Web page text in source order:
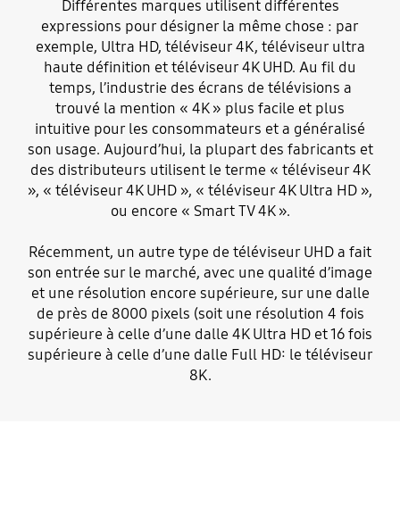
Différentes marques utilisent différentes
expressions pour désigner la même chose : par
exemple, Ultra HD, téléviseur 4K, téléviseur ultra
haute définition et téléviseur 4K UHD. Au fil du
temps, l’industrie des écrans de télévisions a
trouvé la mention « 4K » plus facile et plus
intuitive pour les consommateurs et a généralisé
son usage. Aujourd’hui, la plupart des fabricants et
des distributeurs utilisent le terme « téléviseur 4K
», « téléviseur 4K UHD », « téléviseur 4K Ultra HD »,
ou encore « Smart TV 4K ».
Récemment, un autre type de téléviseur UHD a fait
son entrée sur le marché, avec une qualité d’image
et une résolution encore supérieure, sur une dalle
de près de 8000 pixels (soit une résolution 4 fois
supérieure à celle d’une dalle 4K Ultra HD et 16 fois
supérieure à celle d’une dalle Full HD: le téléviseur
8K.